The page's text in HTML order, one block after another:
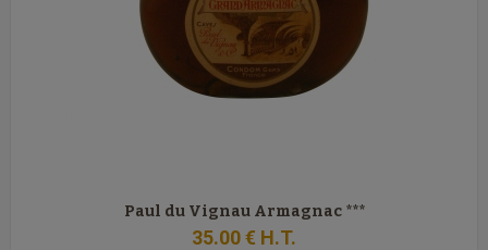
Paul du Vignau Armagnac ***
35.00€ H.T.